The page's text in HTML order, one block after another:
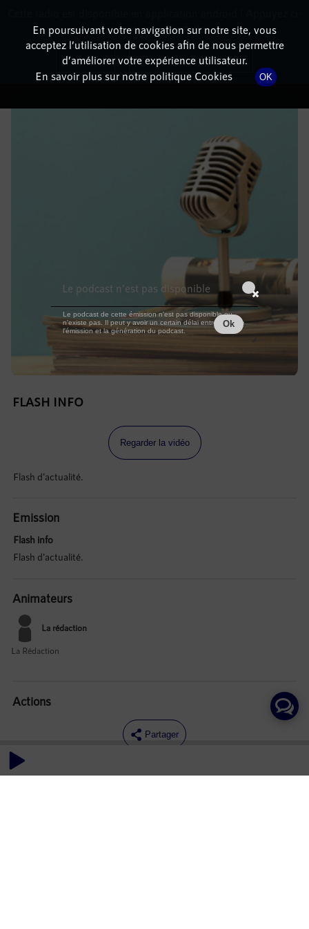
DÉTAILS DE L'ÉPISODE
5 juin 2022à 12h59, durée : Invalid date
FLASH INFO
Regarder la vidéo
Flash d'actualité.
Emission
Flash info
Flash d'actualité.
Animateurs
La rédaction
La Rédaction
Actions
Partager
Commentaires
En poursuivant votre navigation sur notre site, vous
acceptez l’utilisation de cookies afin de nous permettre
d’améliorer votre expérience utilisateur.
En savoir plus sur notre politique Cookies
OK
dessous pour l'installer.
Non merci Télécharger l'application
Le podcast n'est pas disponible
Le podcast de cette émission n'est pas disponible ou
n'existe pas. Il peut y avoir un certain délai entre la fin de
l'émission et la génération du podcast.
Ok